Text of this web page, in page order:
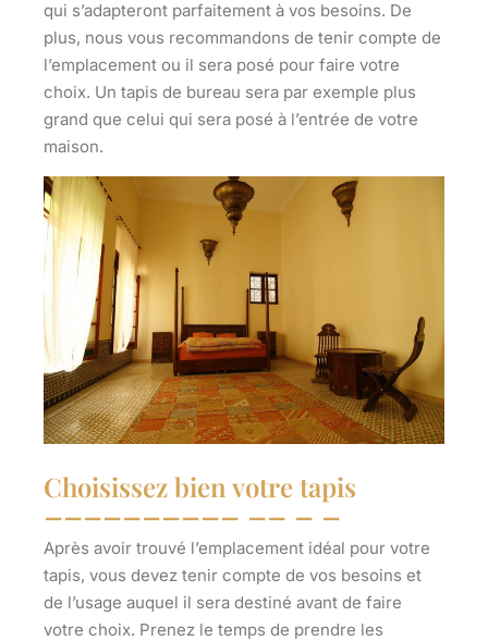
qui s’adapteront parfaitement à vos besoins. De
plus, nous vous recommandons de tenir compte de
l’emplacement ou il sera posé pour faire votre
choix. Un tapis de bureau sera par exemple plus
grand que celui qui sera posé à l’entrée de votre
maison.
Choisissez bien votre tapis
Après avoir trouvé l’emplacement idéal pour votre
tapis, vous devez tenir compte de vos besoins et
de l’usage auquel il sera destiné avant de faire
votre choix. Prenez le temps de prendre les